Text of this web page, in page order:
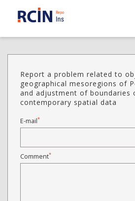
Report a problem related to
geographical mesoregions of
and adjustment of boundaries
contemporary spatial data
E-mail*
Comment*